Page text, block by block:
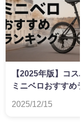
【2025年版】コス
ミニベロおすすめ
2025/12/15